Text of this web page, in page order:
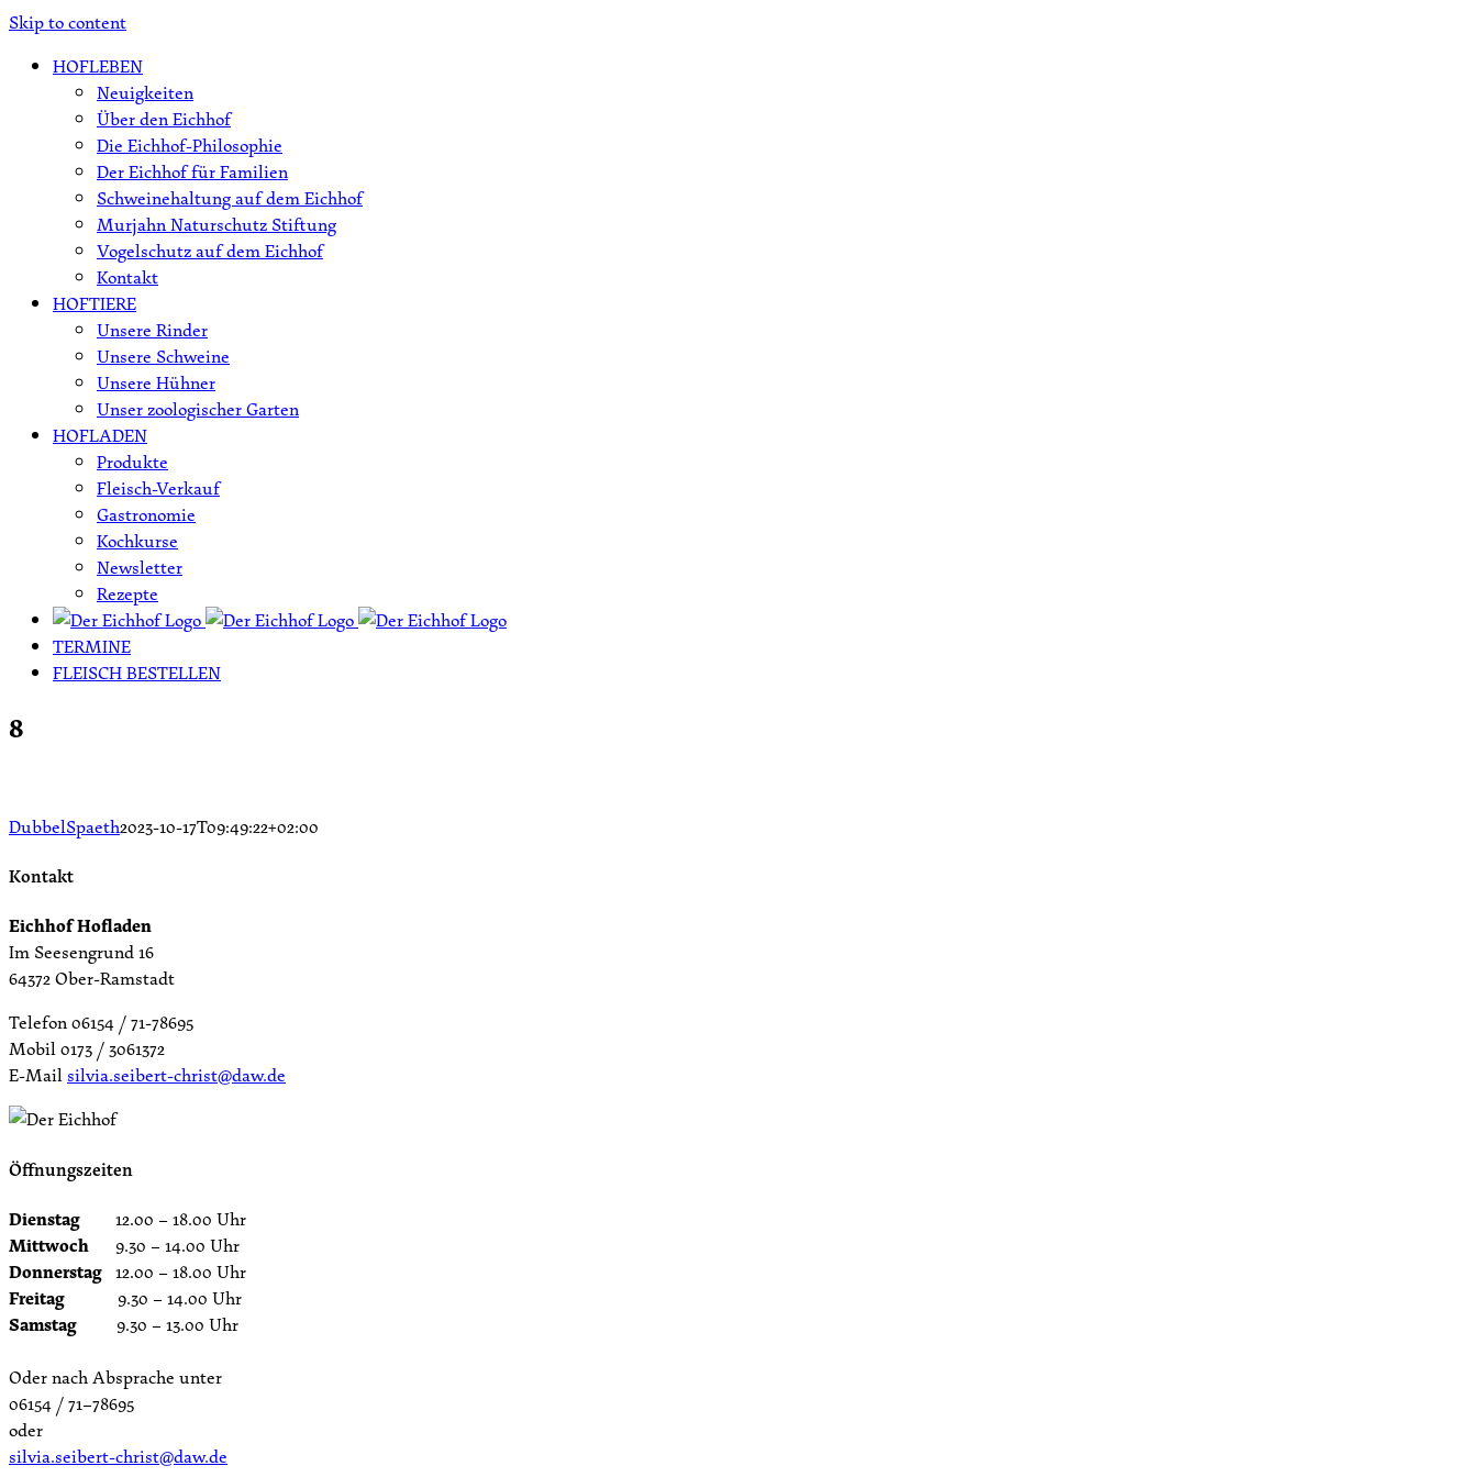
Skip to content
HOFLEBEN
Neuigkeiten
Über den Eichhof
Die Eichhof-Philosophie
Der Eichhof für Familien
Schweinehaltung auf dem Eichhof
Murjahn Naturschutz Stiftung
Vogelschutz auf dem Eichhof
Kontakt
HOFTIERE
Unsere Rinder
Unsere Schweine
Unsere Hühner
Unser zoologischer Garten
HOFLADEN
Produkte
Fleisch-Verkauf
Gastronomie
Kochkurse
Newsletter
Rezepte
TERMINE
FLEISCH BESTELLEN
8
DubbelSpaeth2023-10-17T09:49:22+02:00
Kontakt
Eichhof Hofladen
Im Seesengrund 16
64372 Ober-Ramstadt
Telefon 06154 / 71-78695
Mobil 0173 / 3061372
E-Mailsilvia.seibert-christ@daw.de
Öffnungszeiten
Dienstag 12.00 – 18.00 Uhr
Mittwoch 9.30 – 14.00 Uhr
Donnerstag 12.00 – 18.00 Uhr
Freitag 9.30 – 14.00 Uhr
Samstag 9.30 – 13.00 Uhr
Oder nach Absprache unter
06154 / 71–78695
oder
silvia.seibert-christ@daw.de